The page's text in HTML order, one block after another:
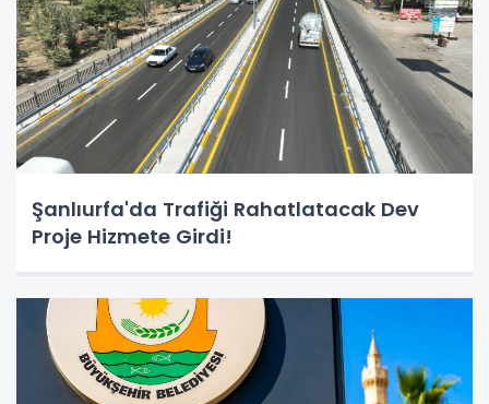
Şanlıurfa'da Trafiği Rahatlatacak Dev
Proje Hizmete Girdi!